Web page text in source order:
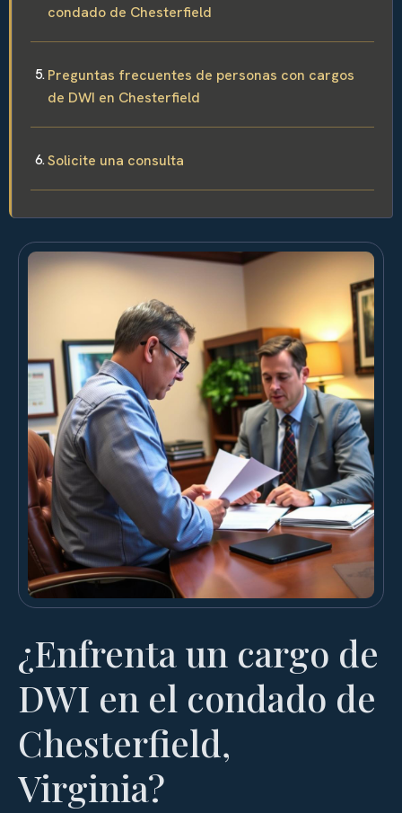
condado de Chesterfield
Preguntas frecuentes de personas con cargos
de DWI en Chesterfield
Solicite una consulta
¿Enfrenta un cargo de
DWI en el condado de
Chesterfield,
Virginia?